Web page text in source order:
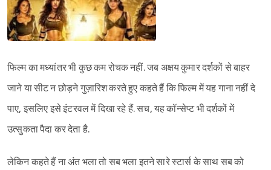
फिल्म का मध्यांतर भी कुछ कम रोचक नहीं. जब अक्षय कुमार दर्शकों से बाहर
जाने या सीट न छोड़ने गुज़ारिश करते हुए कहते हैं कि फिल्म में यह गाना नहीं दे
पाए, इसलिए इसे इंटरवल में दिखा रहे हैं. सच, यह कॉन्सेप्ट भी दर्शकों में
उत्सुकता पैदा कर देता है.
लेकिन कहते हैं ना अंत भला तो सब भला इतने सारे स्टार्स के साथ सब को